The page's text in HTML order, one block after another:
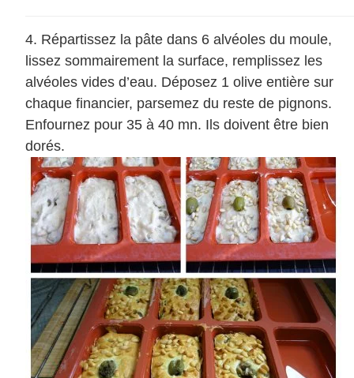
Répartissez la pâte dans 6 alvéoles du moule,
lissez sommairement la surface, remplissez les
alvéoles vides d’eau. Déposez 1 olive entière sur
chaque financier, parsemez du reste de pignons.
Enfournez pour 35 à 40 mn. Ils doivent être bien
dorés.